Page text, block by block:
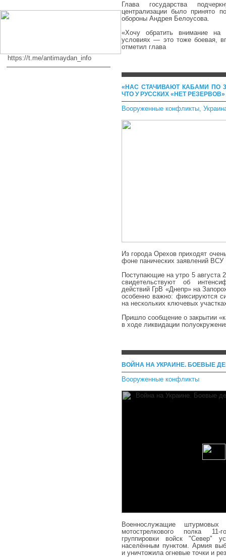
https://t.me/antimaydan_info
Глава государства
централизации было принято
обороны Андрея Белоусова.
«Хочу обратить внимание
условиях — это тоже боевая,
отметил глава
«НАС СТАЧИВАЮТ КАБАМИ ПО
ЧТО У РУССКИХ «НЕТ РЕЗЕРВОВ»
Вооруженные конфликты,
Из города Орехов приходят
фоне панических заявлений ВСУ
Поступающие на утро 5 августа
свидетельствуют об
действий ГрВ «Днепр» на
особенно важно: фиксируются
на нескольких ключевых
Пришло сообщение о закрытии
в ходе ликвидации
ВОЙНА НА УКРАИНЕ. БОЕВЫЕ
Вооруженные конфликты
Военнослужащие штурмовых
мотострелкового полка 11-
группировки войск "Север"
населённым пунктом. Армия
и уничтожила огневые точки и